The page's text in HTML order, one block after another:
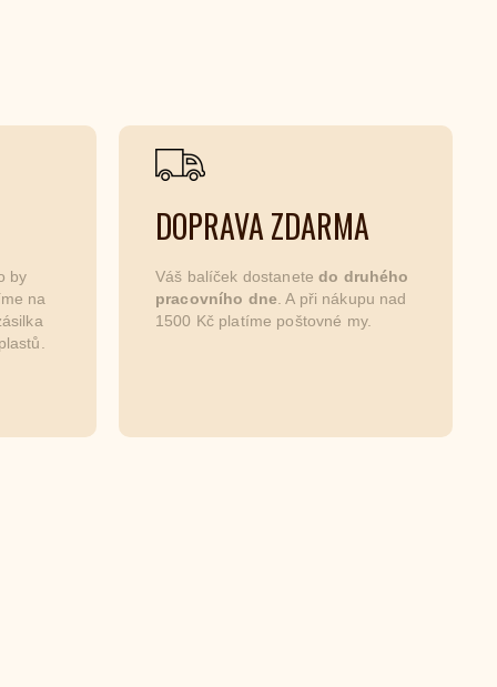
by
na
DOPRAVA ZDARMA
Váš balíček dostanetedo druhého
pracovního dne . A při nákupu nad
1500 Kč platíme poštovné my.